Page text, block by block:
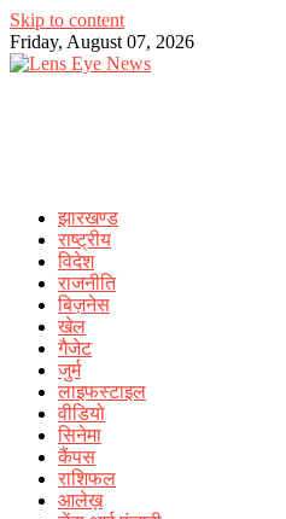
Skip to content
Friday, August 07, 2026
झारखण्ड
राष्ट्रीय
विदेश
राजनीति
बिज़नेस
खेल
गैजेट
जुर्म
लाइफस्टाइल
वीडियो
सिनेमा
कैंपस
राशिफल
आलेख़